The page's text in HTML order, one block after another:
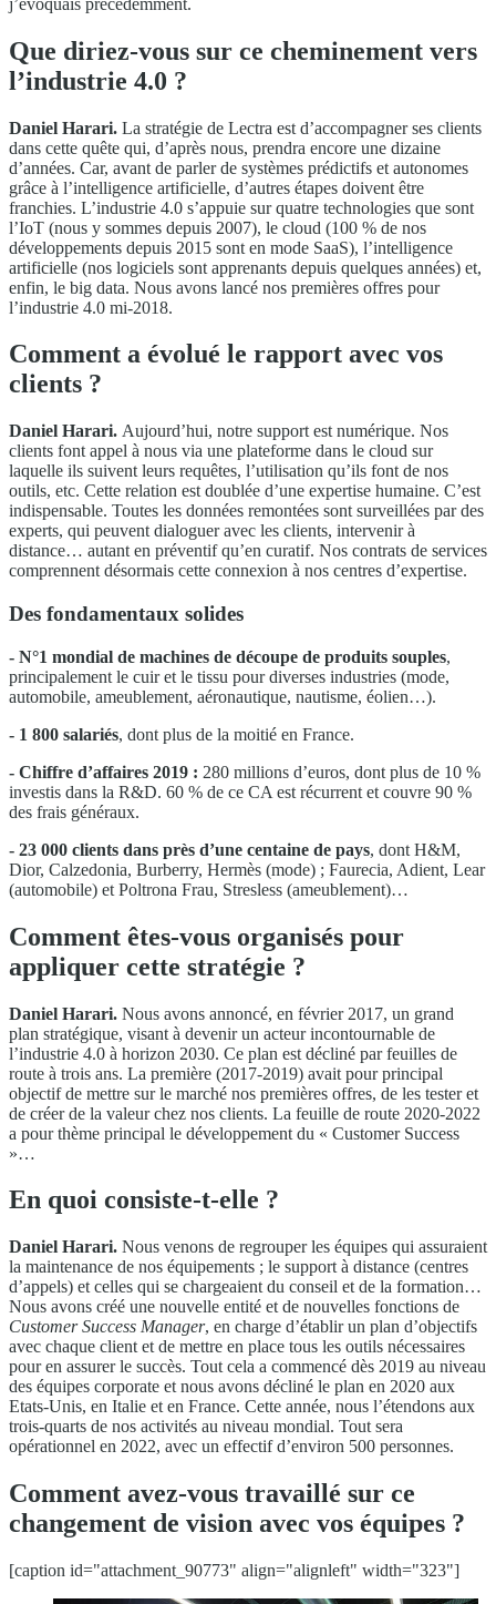
Que diriez-vous sur ce cheminement vers
l’industrie 4.0 ?
Daniel Harari. La stratégie de Lectra est d’accompagner ses clients
dans cette quête qui, d’après nous, prendra encore une dizaine
d’années. Car, avant de parler de systèmes prédictifs et autonomes
grâce à l’intelligence artificielle, d’autres étapes doivent être
franchies. L’industrie 4.0 s’appuie sur quatre technologies que sont
l’IoT (nous y sommes depuis 2007), le cloud (100 % de nos
développements depuis 2015 sont en mode SaaS), l’intelligence
artificielle (nos logiciels sont apprenants depuis quelques années) et,
enfin, le big data. Nous avons lancé nos premières offres pour
l’industrie 4.0 mi-2018.
Comment a évolué le rapport avec vos
clients ?
Daniel Harari. Aujourd’hui, notre support est numérique. Nos
clients font appel à nous via une plateforme dans le cloud sur
laquelle ils suivent leurs requêtes, l’utilisation qu’ils font de nos
outils, etc. Cette relation est doublée d’une expertise humaine. C’est
indispensable. Toutes les données remontées sont surveillées par des
experts, qui peuvent dialoguer avec les clients, intervenir à
distance… autant en préventif qu’en curatif. Nos contrats de services
comprennent désormais cette connexion à nos centres d’expertise.
Des fondamentaux solides
- N°1 mondial de machines de découpe de produits souples,
principalement le cuir et le tissu pour diverses industries (mode,
automobile, ameublement, aéronautique, nautisme, éolien…).
- 1 800 salariés, dont plus de la moitié en France.
- Chiffre d’affaires 2019 : 280 millions d’euros, dont plus de 10 %
investis dans la R&D. 60 % de ce CA est récurrent et couvre 90 %
des frais généraux.
- 23 000 clients dans près d’une centaine de pays, dont H&M,
Dior, Calzedonia, Burberry, Hermès (mode) ; Faurecia, Adient, Lear
(automobile) et Poltrona Frau, Stresless (ameublement)…
Comment êtes-vous organisés pour
appliquer cette stratégie ?
Daniel Harari. Nous avons annoncé, en février 2017, un grand
plan stratégique, visant à devenir un acteur incontournable de
l’industrie 4.0 à horizon 2030. Ce plan est décliné par feuilles de
route à trois ans. La première (2017-2019) avait pour principal
objectif de mettre sur le marché nos premières offres, de les tester et
de créer de la valeur chez nos clients. La feuille de route 2020-2022
a pour thème principal le développement du « Customer Success
»…
En quoi consiste-t-elle ?
Daniel Harari. Nous venons de regrouper les équipes qui assuraient
la maintenance de nos équipements ; le support à distance (centres
d’appels) et celles qui se chargeaient du conseil et de la formation…
Nous avons créé une nouvelle entité et de nouvelles fonctions de
Customer Success Manager, en charge d’établir un plan d’objectifs
avec chaque client et de mettre en place tous les outils nécessaires
pour en assurer le succès. Tout cela a commencé dès 2019 au niveau
des équipes corporate et nous avons décliné le plan en 2020 aux
Etats-Unis, en Italie et en France. Cette année, nous l’étendons aux
trois-quarts de nos activités au niveau mondial. Tout sera
opérationnel en 2022, avec un effectif d’environ 500 personnes.
Comment avez-vous travaillé sur ce
changement de vision avec vos équipes ?
[caption id="attachment_90773" align="alignleft" width="323"]